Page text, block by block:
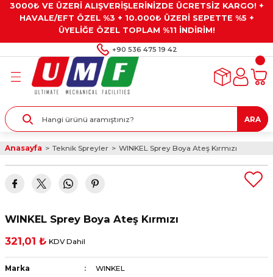
3000₺ VE ÜZERİ ALIŞVERİŞLERİNİZDE ÜCRETSİZ KARGO! +
HAVALE/EFT ÖZEL %3 + 10.000₺ ÜZERİ SEPETTE %5 +
ÜYELİĞE ÖZEL TOPLAM %11 İNDİRİM!
+90 536 475 19 42
Geri Dön
Geri Dön
Geri Dön
Gresler
Geri Dön
ve Alet Setleri
ve Multimetreler
Geri Dön
Taşları ve
ARA
Anasayfa Teknik Spreyler WINKEL Sprey Boya Ateş Kırmızı
WINKEL Sprey Boya Ateş Kırmızı
321,01 ₺ KDV Dahil
Marka
WINKEL